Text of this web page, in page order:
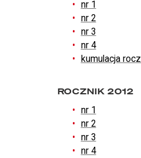
nr 1
nr 2
nr 3
nr 4
kumulacja
ROCZNIK 2012
nr 1
nr 2
nr 3
nr 4